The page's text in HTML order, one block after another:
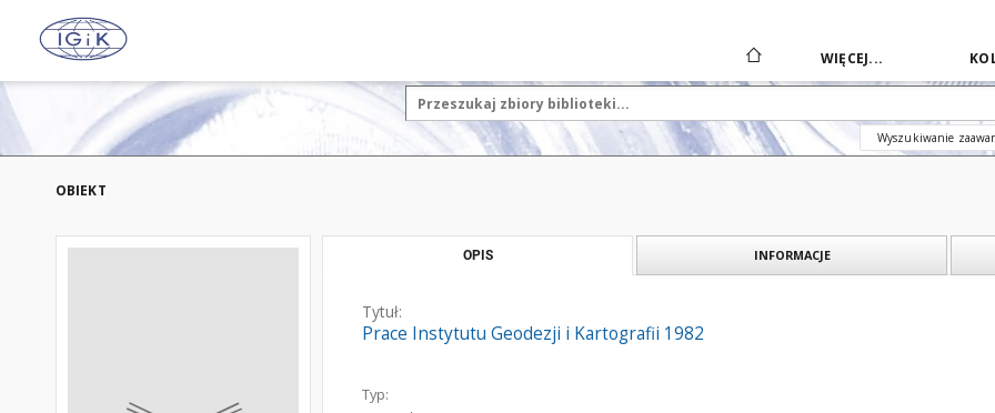
WIĘCEJ...
Wyszukiwanie
OBIEKT
OPIS INFORMACJE
Tytuł:
Prace Instytutu Geodezji i Kartografii 1982
Typ: